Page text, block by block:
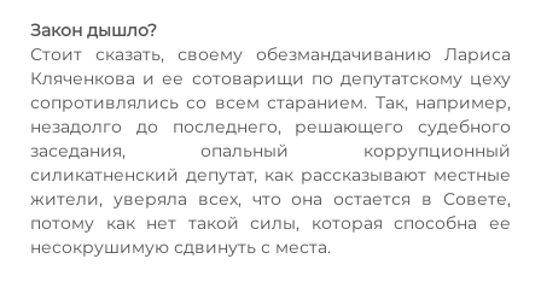
Закон дышло?
Стоит сказать, своему обезмандачиванию Лариса
Кляченкова и ее сотоварищи по депутатскому цеху
сопротивлялись со всем старанием. Так, например,
незадолго до последнего, решающего судебного
заседания, опальный коррупционный
силикатненский депутат, как рассказывают местные
жители, уверяла всех, что она остается в Совете,
потому как нет такой силы, которая способна ее
несокрушимую сдвинуть с места.